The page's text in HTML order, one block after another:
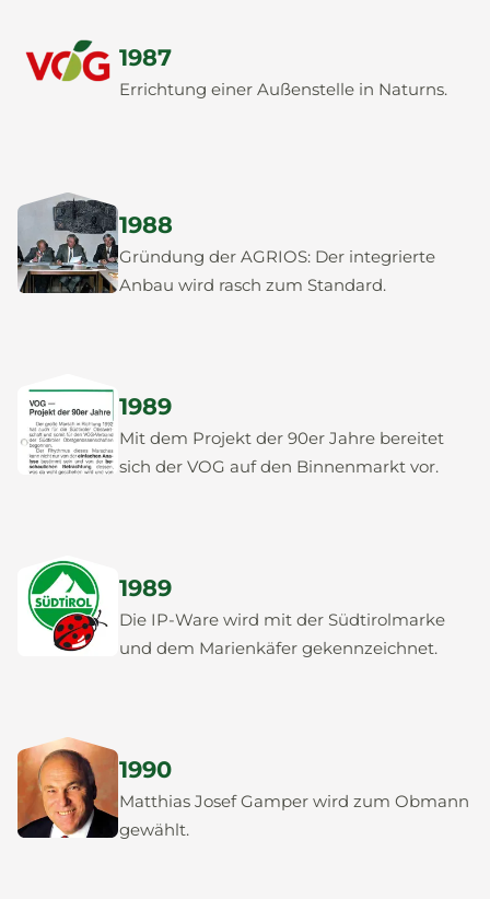
1987
Errichtung einer Außenstelle in Naturns.
1988
Gründung der AGRIOS: Der integrierte
Anbau wird rasch zum Standard.
1989
Mit dem Projekt der 90er Jahre bereitet
sich der VOG auf den Binnenmarkt vor.
1989
Die IP-Ware wird mit der Südtirolmarke
und dem Marienkäfer gekennzeichnet.
1990
Matthias Josef Gamper wird zum Obmann
gewählt.